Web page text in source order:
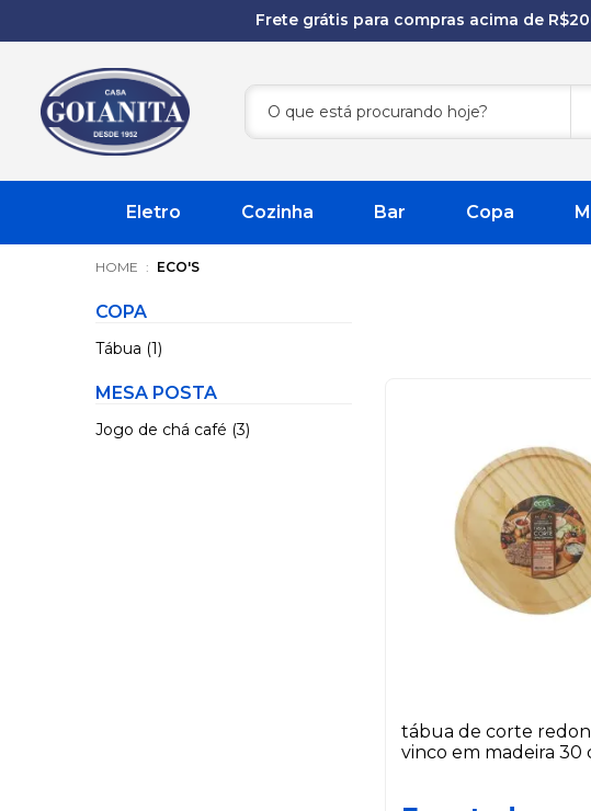
Frete grátis para compras acima de
Eletro Cozinha Bar Copa
ECO'S
COPA
Tábua (1)
MESA POSTA
Jogo de chá café (3)
tábua de corte
vinco em madeira 30